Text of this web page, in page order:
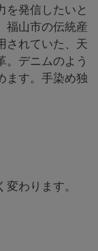
を発信したいと
福山市の伝統産
されていた、天
。デニムのよう
ます。手染め独
わります。